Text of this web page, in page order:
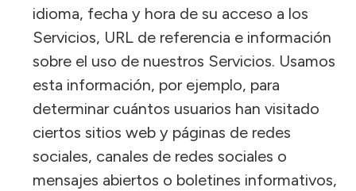
idioma, fecha y hora de su acceso a los
Servicios, URL de referencia e información
sobre el uso de nuestros Servicios. Usamos
esta información, por ejemplo, para
determinar cuántos usuarios han visitado
ciertos sitios web y páginas de redes
sociales, canales de redes sociales o
mensajes abiertos o boletines informativos,